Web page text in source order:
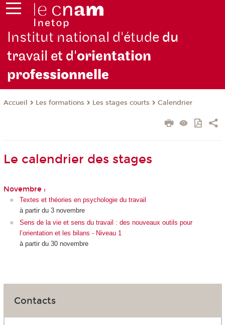
Institut national d'étude du
travail et d'orientation
professionnelle
Accueil Les formations Les stages courts Calendrier
Le calendrier des stages
Novembre :
Textes et théories en psychologie du travail
à partir du 3 novembre
Sens de la vie et sens du travail : des nouveaux outils pour
l’orientation et les bilans - Niveau 1
à partir du 30 novembre
Contacts